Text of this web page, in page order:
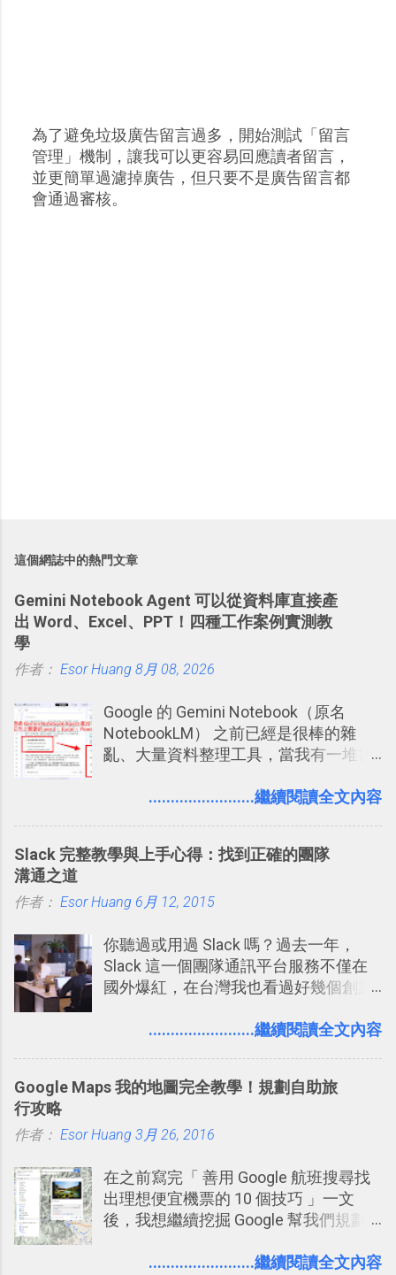
張
貼
留
為了避免垃圾廣告留言過多，開始測試「留言
管理」機制，讓我可以更容易回應讀者留言，
並更簡單過濾掉廣告，但只要不是廣告留言都
會通過審核。
這個網誌中的熱門文章
Gemini Notebook Agent 可以從資料庫直接產
出 Word、Excel、PPT！四種工作案例實測教
學
作者： Esor Huang 8月 08, 2026
Google 的 Gemini Notebook（原名
NotebookLM） 之前已經是很棒的雜
亂、大量資料整理工具，當我有一堆需
量格式不一的混亂工作文件需要彙整，
Codex 這樣的 AI 工作作進階處理。
........................繼續閱讀全文內容
Slack 完整教學與上手心得：找到正確的團隊
溝通之道
作者： Esor Huang 6月 12, 2015
你聽過或用過 Slack 嗎？過去一年，
Slack 這一個團隊通訊平台服務不僅在
國外爆紅，在台灣我也看過好幾個創業
理，到底 Slack 有什麼魅力？它是不是
有機會在一個專案合作中使用了 Slack
點： 1. 「 很有趣 」： Slack 裡擁有跟
聊天打屁、傳送有趣影音圖文的功能。
2. 「 有效率 」：但是 Slack 的頻道、群
組機制讓茶水間的聊天，不會干擾工作
事可以從聊天中記錄重點。 3. 「 有彈性
........................繼續閱讀全文內容
Google Maps 我的地圖完全教學！規劃自助旅
行攻略
作者： Esor Huang 3月 26, 2016
在之前寫完「 善用 Google 航班搜尋找
出理想便宜機票的 10 個技巧 」一文
後，我想繼續挖掘 Google 幫我們規劃
入的來聊聊 Google 的「我的地圖」服
........................繼續閱讀全文內容